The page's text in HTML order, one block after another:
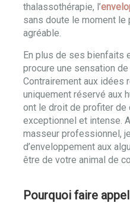
thalassothérapie, l’
sans doute le moment le
agréable.
En plus de ses bienfaits
procure une sensation
Contrairement aux idées
uniquement réservé aux
ont le droit de profiter de
exceptionnel et intense.
masseur professionnel,
d’enveloppement aux
être de votre animal de
Pourquoi faire